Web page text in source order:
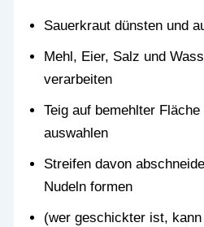
Sauerkraut dünsten und
Mehl, Eier, Salz und
verarbeiten
Teig auf bemehlter
auswahlen
Streifen davon
Nudeln formen
(wer geschickter ist,